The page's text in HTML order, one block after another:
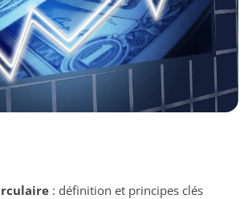
: définition et principes clés